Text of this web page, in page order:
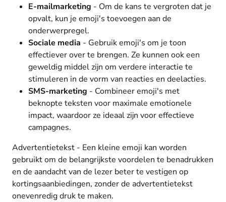
E-mailmarketing - Om de kans te vergroten dat je
opvalt, kun je emoji's toevoegen aan de
onderwerpregel.
Sociale media - Gebruik emoji's om je toon
effectiever over te brengen. Ze kunnen ook een
geweldig middel zijn om verdere interactie te
stimuleren in de vorm van reacties en deelacties.
SMS-marketing - Combineer emoji's met
beknopte teksten voor maximale emotionele
impact, waardoor ze ideaal zijn voor effectieve
campagnes.
Advertentietekst - Een kleine emoji kan worden
gebruikt om de belangrijkste voordelen te benadrukken
en de aandacht van de lezer beter te vestigen op
kortingsaanbiedingen, zonder de advertentietekst
onevenredig druk te maken.